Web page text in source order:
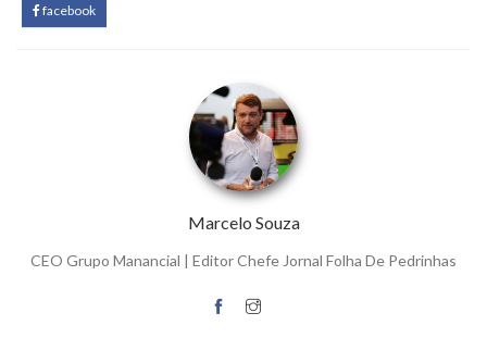
facebook
Marcelo Souza
CEO Grupo Manancial | Editor Chefe Jornal Folha De Pedrinhas